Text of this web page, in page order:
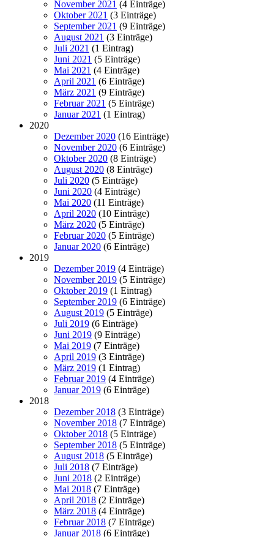
November 2021 (4 Einträge)
Oktober 2021 (3 Einträge)
September 2021 (9 Einträge)
August 2021 (3 Einträge)
Juli 2021 (1 Eintrag)
Juni 2021 (5 Einträge)
Mai 2021 (4 Einträge)
April 2021 (6 Einträge)
März 2021 (9 Einträge)
Februar 2021 (5 Einträge)
Januar 2021 (1 Eintrag)
2020
Dezember 2020 (16 Einträge)
November 2020 (6 Einträge)
Oktober 2020 (8 Einträge)
August 2020 (8 Einträge)
Juli 2020 (5 Einträge)
Juni 2020 (4 Einträge)
Mai 2020 (11 Einträge)
April 2020 (10 Einträge)
März 2020 (5 Einträge)
Februar 2020 (5 Einträge)
Januar 2020 (6 Einträge)
2019
Dezember 2019 (4 Einträge)
November 2019 (5 Einträge)
Oktober 2019 (1 Eintrag)
September 2019 (6 Einträge)
August 2019 (5 Einträge)
Juli 2019 (6 Einträge)
Juni 2019 (9 Einträge)
Mai 2019 (7 Einträge)
April 2019 (3 Einträge)
März 2019 (1 Eintrag)
Februar 2019 (4 Einträge)
Januar 2019 (6 Einträge)
2018
Dezember 2018 (3 Einträge)
November 2018 (7 Einträge)
Oktober 2018 (5 Einträge)
September 2018 (5 Einträge)
August 2018 (5 Einträge)
Juli 2018 (7 Einträge)
Juni 2018 (2 Einträge)
Mai 2018 (7 Einträge)
April 2018 (2 Einträge)
März 2018 (4 Einträge)
Februar 2018 (7 Einträge)
Januar 2018 (6 Einträge)